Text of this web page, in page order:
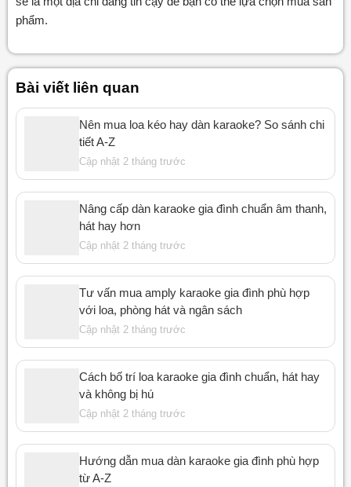
phẩm.
Bài viết liên quan
Nên mua loa kéo hay dàn karaoke? So sánh chi
tiết A-Z
Cập nhật 2 tháng trước
Nâng cấp dàn karaoke gia đình chuẩn âm thanh,
hát hay hơn
Cập nhật 2 tháng trước
Tư vấn mua amply karaoke gia đình phù hợp
với loa, phòng hát và ngân sách
Cập nhật 2 tháng trước
Cách bố trí loa karaoke gia đình chuẩn, hát hay
và không bị hú
Cập nhật 2 tháng trước
Hướng dẫn mua dàn karaoke gia đình phù hợp
từ A-Z